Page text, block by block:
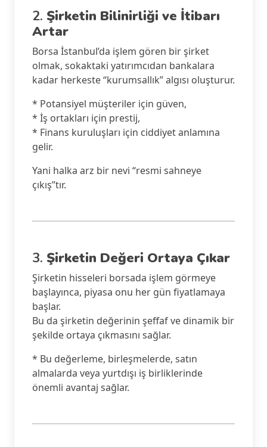
2. Şirketin Bilinirliği ve İtibarı
Artar
Borsa İstanbul’da işlem gören bir şirket
olmak, sokaktaki yatırımcıdan bankalara
kadar herkeste “kurumsallık” algısı oluşturur.
* Potansiyel müşteriler için güven,
* İş ortakları için prestij,
* Finans kuruluşları için ciddiyet anlamına
gelir.
Yani halka arz bir nevi “resmi sahneye
çıkış”tır.
3. Şirketin Değeri Ortaya Çıkar
Şirketin hisseleri borsada işlem görmeye
başlayınca, piyasa onu her gün fiyatlamaya
başlar.
Bu da şirketin değerinin şeffaf ve dinamik bir
şekilde ortaya çıkmasını sağlar.
* Bu değerleme, birleşmelerde, satın
almalarda veya yurtdışı iş birliklerinde
önemli avantaj sağlar.